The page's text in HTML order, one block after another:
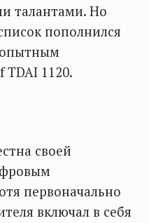
талантами. Но
пополнился
1120.
своей
первоначально
включал в себя